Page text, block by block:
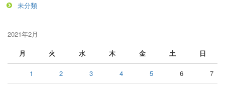
未分類
2021年2月
月
火 水 木 金 土 日
1 2 3 4 5 6 7